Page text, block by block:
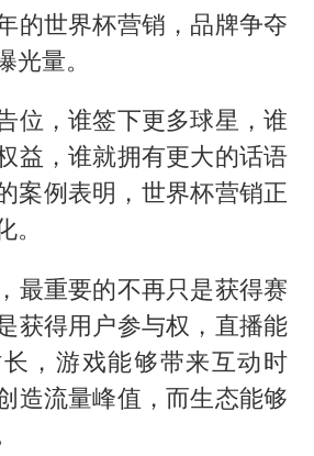
的世界杯营销，品牌争夺
量。
位，谁签下更多球星，谁
益，谁就拥有更大的话语
案例表明，世界杯营销正
最重要的不再只是获得赛
获得用户参与权，直播能
，游戏能够带来互动时
造流量峰值，而生态能够